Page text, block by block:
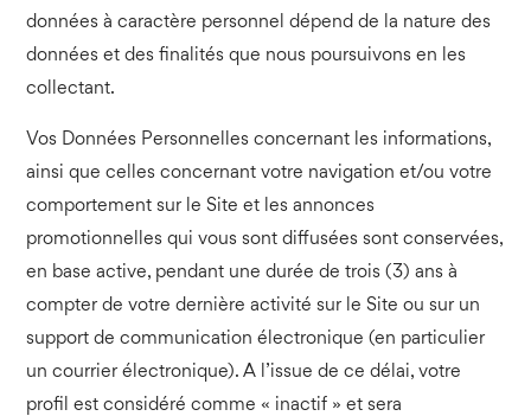
données à caractère personnel dépend de la nature des
données et des finalités que nous poursuivons en les
collectant.
Vos Données Personnelles concernant les informations,
ainsi que celles concernant votre navigation et/ou votre
comportement sur le Site et les annonces
promotionnelles qui vous sont diffusées sont conservées,
en base active, pendant une durée de trois (3) ans à
compter de votre dernière activité sur le Site ou sur un
support de communication électronique (en particulier
un courrier électronique). A l’issue de ce délai, votre
profil est considéré comme « inactif » et sera